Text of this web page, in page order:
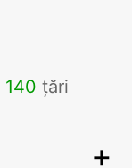
140 țări